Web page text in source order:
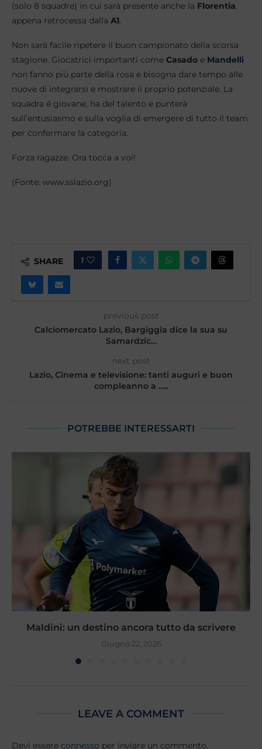
(solo 8 squadre) in cui sarà presente anche la Florentia,
appena retrocessa dalla A1.
Non sarà facile ripetere il buon campionato della scorsa
stagione. Giocatrici importanti come Casado e Mandelli
non fanno più parte della rosa e bisogna dare tempo alle
nuove di integrarsi e mostrare il proprio potenziale. La
squadra é giovane, ha del talento e punterà
sull’entusiasmo e sulla voglia di emergere di tutto il team
per confermare la categoria.
Forza ragazze. Ora tocca a voi!
(Fonte: www.sslazio.org)
SHARE 1
previous post
Calciomercato Lazio, Bargiggia dice la sua su
Samardzic…
next post
Lazio, Cinema e televisione: tanti auguri e buon
compleanno a …..
POTREBBE INTERESSARTI
Maldini: un destino ancora tutto da scrivere
Giugno 22, 2026
LEAVE A COMMENT
Devi essere connesso per inviare un commento.